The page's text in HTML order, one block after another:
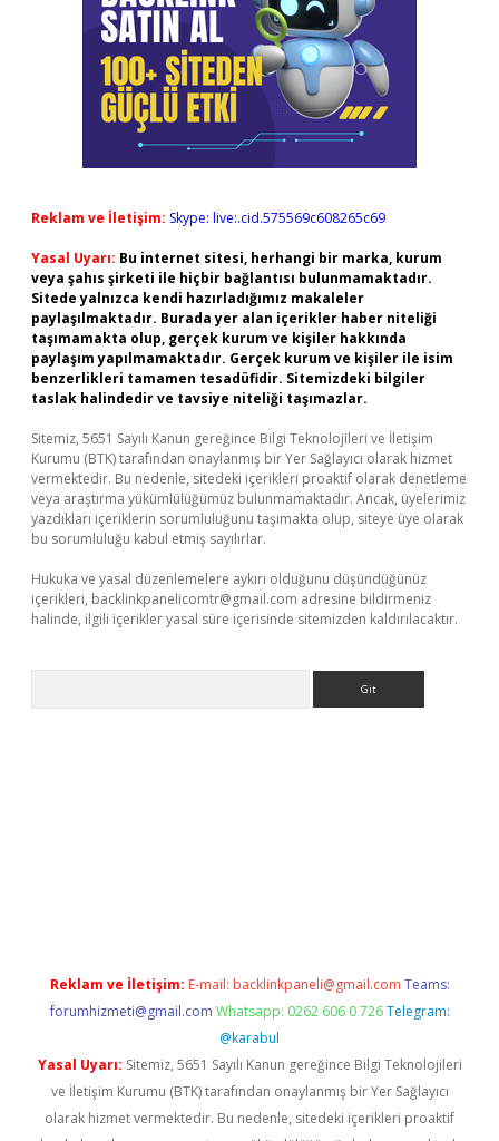
Reklam ve İletişim: Skype: live:.cid.575569c608265c69
Yasal Uyarı: Bu internet sitesi, herhangi bir marka, kurum
veya şahıs şirketi ile hiçbir bağlantısı bulunmamaktadır.
Sitede yalnızca kendi hazırladığımız makaleler
paylaşılmaktadır. Burada yer alan içerikler haber niteliği
taşımamakta olup, gerçek kurum ve kişiler hakkında
paylaşım yapılmamaktadır. Gerçek kurum ve kişiler ile isim
benzerlikleri tamamen tesadüfidir. Sitemizdeki bilgiler
taslak halindedir ve tavsiye niteliği taşımazlar.
Sitemiz, 5651 Sayılı Kanun gereğince Bilgi Teknolojileri ve İletişim
Kurumu (BTK) tarafından onaylanmış bir Yer Sağlayıcı olarak hizmet
vermektedir. Bu nedenle, sitedeki içerikleri proaktif olarak denetleme
veya araştırma yükümlülüğümüz bulunmamaktadır. Ancak, üyelerimiz
yazdıkları içeriklerin sorumluluğunu taşımakta olup, siteye üye olarak
bu sorumluluğu kabul etmiş sayılırlar.
Hukuka ve yasal düzenlemelere aykırı olduğunu düşündüğünüz
içerikleri, backlinkpanelicomtr@gmail.com adresine bildirmeniz
halinde, ilgili içerikler yasal süre içerisinde sitemizden kaldırılacaktır.
Reklam ve İletişim: E-mail: backlinkpaneli@gmail.com Teams:
forumhizmeti@gmail.com Whatsapp: 0262 606 0 726 Telegram:
@karabul
Yasal Uyarı: Sitemiz, 5651 Sayılı Kanun gereğince Bilgi Teknolojileri
ve İletişim Kurumu (BTK) tarafından onaylanmış bir Yer Sağlayıcı
olarak hizmet vermektedir. Bu nedenle, sitedeki içerikleri proaktif